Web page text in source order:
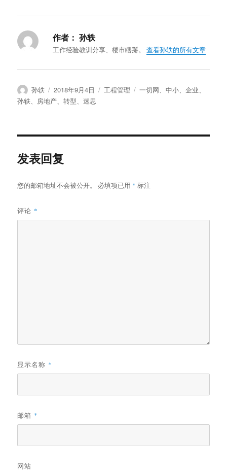
作者： 孙轶
工作经验教训分享、楼市瞎掰。查看孙轶的所有文章
作
孙轶
发
布
2018年9月4日
分
工程管理
标
一切网、中小、企业、
孙轶、 房地产、转型、迷思
发表回复
您的邮箱地址不会被公开。 必填项已用 * 标注
评论 *
显示名称 *
邮箱 *
网站